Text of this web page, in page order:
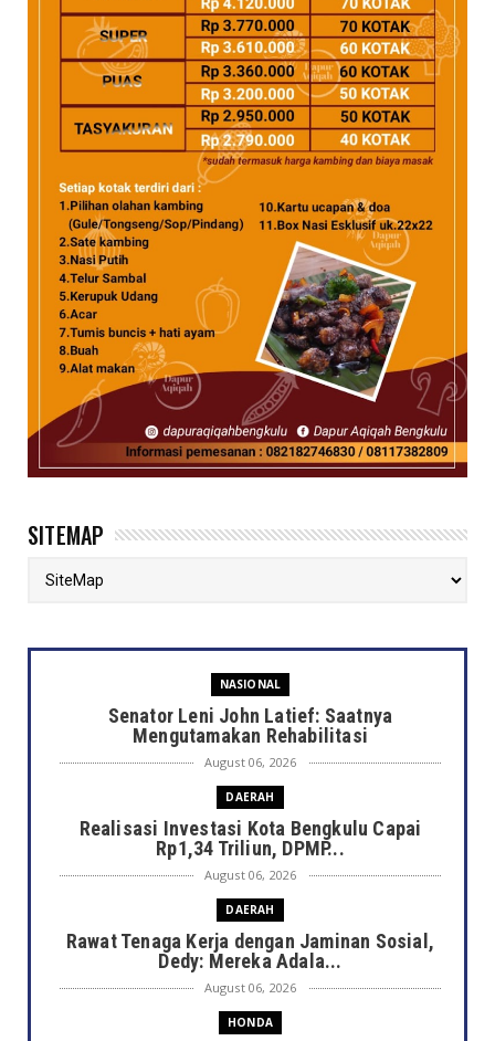
SITEMAP
NASIONAL
Senator Leni John Latief: Saatnya
Mengutamakan Rehabilitasi
August 06, 2026
DAERAH
Realisasi Investasi Kota Bengkulu Capai
Rp1,34 Triliun, DPMP...
August 06, 2026
DAERAH
Rawat Tenaga Kerja dengan Jaminan Sosial,
Dedy: Mereka Adala...
August 06, 2026
HONDA